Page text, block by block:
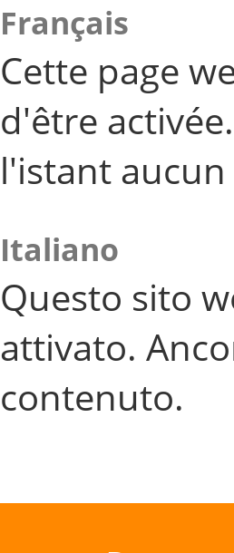
Français
Cette page
d'être
l'istant
Italiano
Questo sito
attivato.
contenuto.